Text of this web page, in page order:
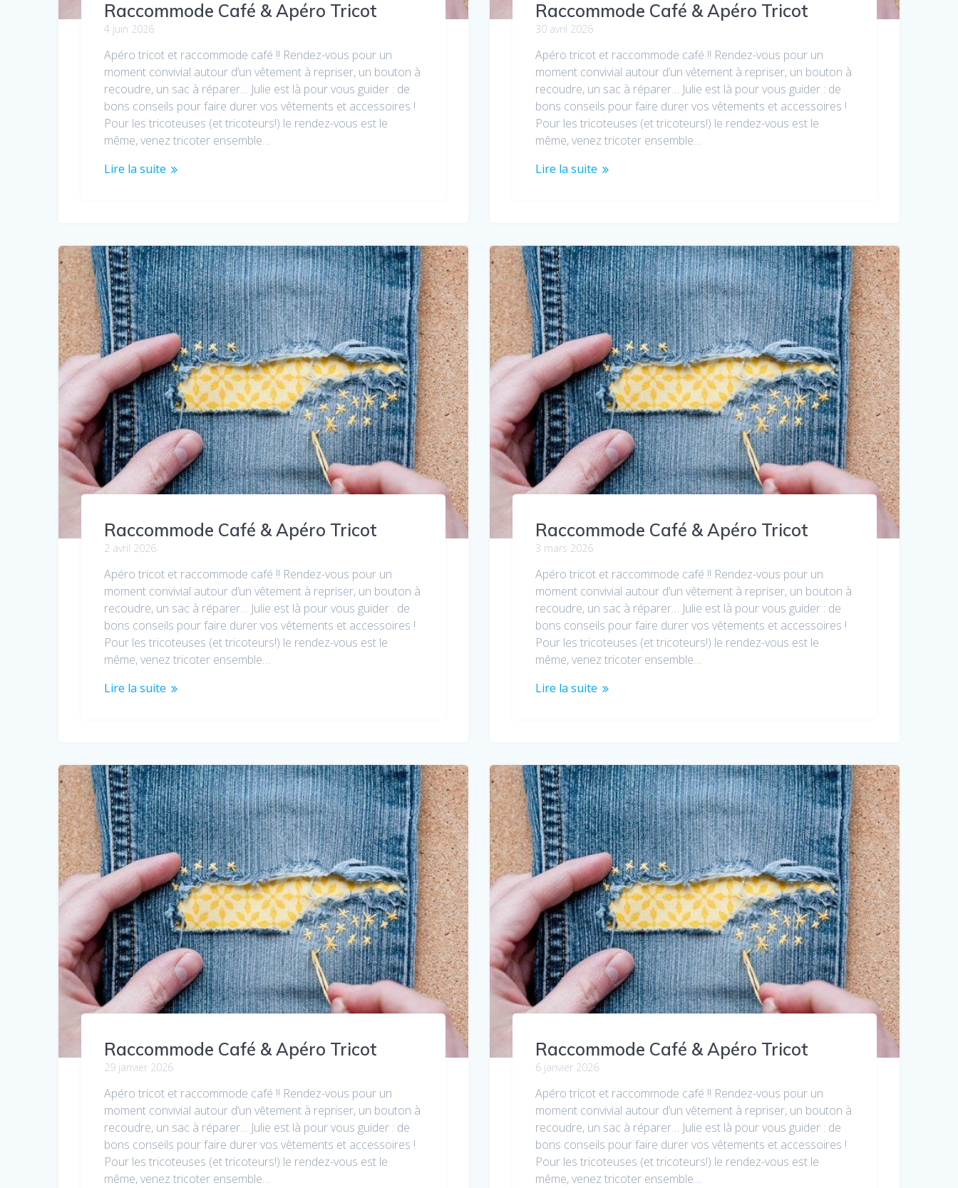
Raccommode Café & Apéro Tricot
4 juin 2026
Apéro tricot et raccommode café !! Rendez-vous pour un
moment convivial autour d’un vêtement à repriser, un bouton à
recoudre, un sac à réparer… Julie est là pour vous guider : de
bons conseils pour faire durer vos vêtements et accessoires !
Pour les tricoteuses (et tricoteurs!) le rendez-vous est le
même, venez tricoter ensemble…
Lire la suite
Raccommode Café & Apéro Tricot
30 avril 2026
Apéro tricot et raccommode café !! Rendez-vous pour un
moment convivial autour d’un vêtement à repriser, un bouton à
recoudre, un sac à réparer… Julie est là pour vous guider : de
bons conseils pour faire durer vos vêtements et accessoires !
Pour les tricoteuses (et tricoteurs!) le rendez-vous est le
même, venez tricoter ensemble…
Lire la suite
Raccommode Café & Apéro Tricot
2 avril 2026
Apéro tricot et raccommode café !! Rendez-vous pour un
moment convivial autour d’un vêtement à repriser, un bouton à
recoudre, un sac à réparer… Julie est là pour vous guider : de
bons conseils pour faire durer vos vêtements et accessoires !
Pour les tricoteuses (et tricoteurs!) le rendez-vous est le
même, venez tricoter ensemble…
Lire la suite
Raccommode Café & Apéro Tricot
3 mars 2026
Apéro tricot et raccommode café !! Rendez-vous pour un
moment convivial autour d’un vêtement à repriser, un bouton à
recoudre, un sac à réparer… Julie est là pour vous guider : de
bons conseils pour faire durer vos vêtements et accessoires !
Pour les tricoteuses (et tricoteurs!) le rendez-vous est le
même, venez tricoter ensemble…
Lire la suite
Raccommode Café & Apéro Tricot
29 janvier 2026
Apéro tricot et raccommode café !! Rendez-vous pour un
moment convivial autour d’un vêtement à repriser, un bouton à
recoudre, un sac à réparer… Julie est là pour vous guider : de
bons conseils pour faire durer vos vêtements et accessoires !
Pour les tricoteuses (et tricoteurs!) le rendez-vous est le
même, venez tricoter ensemble…
Raccommode Café & Apéro Tricot
6 janvier 2026
Apéro tricot et raccommode café !! Rendez-vous pour un
moment convivial autour d’un vêtement à repriser, un bouton à
recoudre, un sac à réparer… Julie est là pour vous guider : de
bons conseils pour faire durer vos vêtements et accessoires !
Pour les tricoteuses (et tricoteurs!) le rendez-vous est le
même, venez tricoter ensemble…